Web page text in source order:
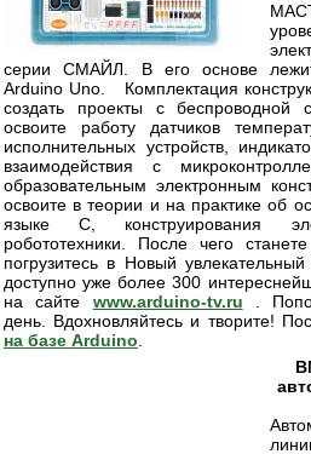
серии СМАЙЛ. В его основе
Arduino Uno. Комплектация
создать проекты с
освоите работу датчиков
исполнительных устройств,
взаимодействия с
образовательным электронным
освоите в теории и на практике об
языке С, конструирования
робототехники. После чего
погрузитесь в Новый
доступно уже более 300
на сайте www.arduino-tv.ru .
день. Вдохновляйтесь и творите!
на базе Arduino